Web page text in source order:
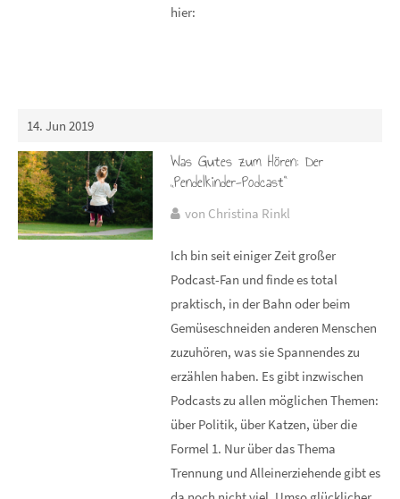
hier:
14. Jun 2019
Was Gutes zum Hören: Der
„Pendelkinder-Podcast“
von Christina Rinkl
Ich bin seit einiger Zeit großer
Podcast-Fan und finde es total
praktisch, in der Bahn oder beim
Gemüseschneiden anderen Menschen
zuzuhören, was sie Spannendes zu
erzählen haben. Es gibt inzwischen
Podcasts zu allen möglichen Themen:
über Politik, über Katzen, über die
Formel 1. Nur über das Thema
Trennung und Alleinerziehende gibt es